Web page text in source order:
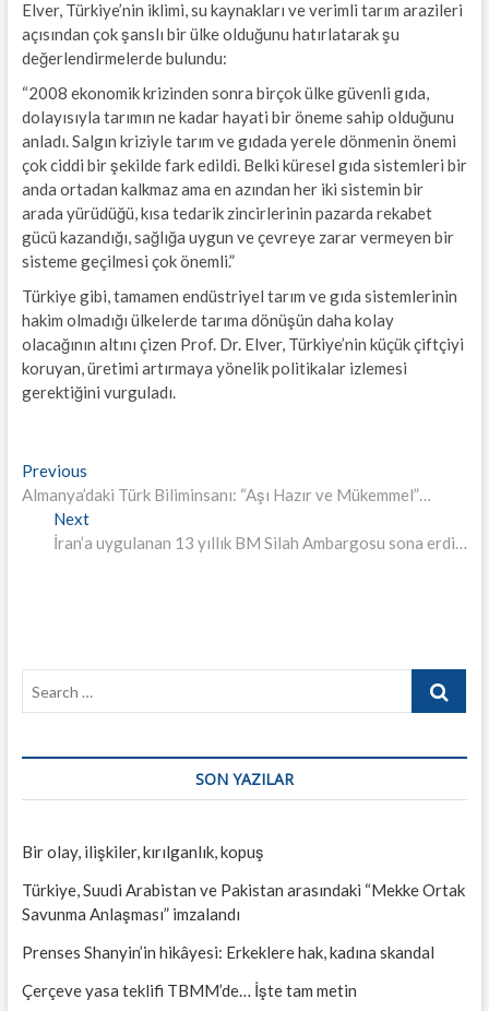
Elver, Türkiye’nin iklimi, su kaynakları ve verimli tarım arazileri
açısından çok şanslı bir ülke olduğunu hatırlatarak şu
değerlendirmelerde bulundu:
“2008 ekonomik krizinden sonra birçok ülke güvenli gıda,
dolayısıyla tarımın ne kadar hayati bir öneme sahip olduğunu
anladı. Salgın kriziyle tarım ve gıdada yerele dönmenin önemi
çok ciddi bir şekilde fark edildi. Belki küresel gıda sistemleri bir
anda ortadan kalkmaz ama en azından her iki sistemin bir
arada yürüdüğü, kısa tedarik zincirlerinin pazarda rekabet
gücü kazandığı, sağlığa uygun ve çevreye zarar vermeyen bir
sisteme geçilmesi çok önemli.”
Türkiye gibi, tamamen endüstriyel tarım ve gıda sistemlerinin
hakim olmadığı ülkelerde tarıma dönüşün daha kolay
olacağının altını çizen Prof. Dr. Elver, Türkiye’nin küçük çiftçiyi
koruyan, üretimi artırmaya yönelik politikalar izlemesi
gerektiğini vurguladı.
Yazı
gezinmesi
PreviousPrevious
post:
Almanya’daki Türk Biliminsanı: “Aşı Hazır ve Mükemmel”…
NextNext
post:
İran’a uygulanan 13 yıllık BM Silah Ambargosu sona erdi…
Search
SON YAZILAR
Bir olay, ilişkiler, kırılganlık, kopuş
Türkiye, Suudi Arabistan ve Pakistan arasındaki “Mekke Ortak
Savunma Anlaşması” imzalandı
Prenses Shanyin’in hikâyesi: Erkeklere hak, kadına skandal
Çerçeve yasa teklifi TBMM’de… İşte tam metin